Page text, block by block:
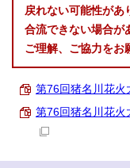
戻れない可能性があ
合流できない場合が
ご理解、ご協力をお
第76回猪名川花火
第76回猪名川花火